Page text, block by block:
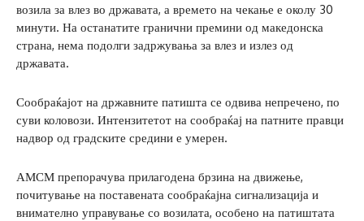
возила за влез во државата, а времето на чекање е околу 30
минути. На останатите гранични премини од македонска
страна, нема подолги задржувања за влез и излез од
државата.
Сообраќајот на државните патишта се одвива непречено, по
суви коловози. Интензитетот на сообраќај на патните правци
надвор од градските средини е умерен.
АМСМ препорачува прилагодена брзина на движење,
почитување на поставената сообраќајна сигнализација и
внимателно управување со возилата, особено на патиштата